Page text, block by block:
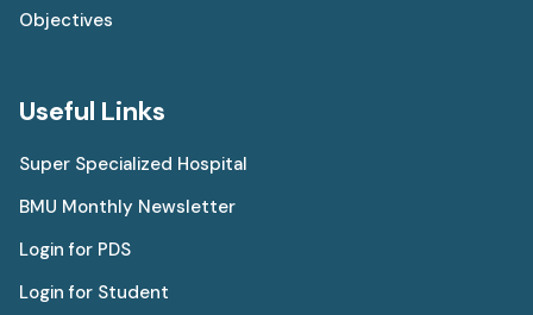
Objectives
Useful Links
Super Specialized Hospital
BMU Monthly Newsletter
Login for PDS
Login for Student